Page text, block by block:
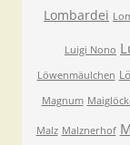
Lombardei
Luigi Nono
Löwenmäulchen
Magnum
Malz Malznerhof